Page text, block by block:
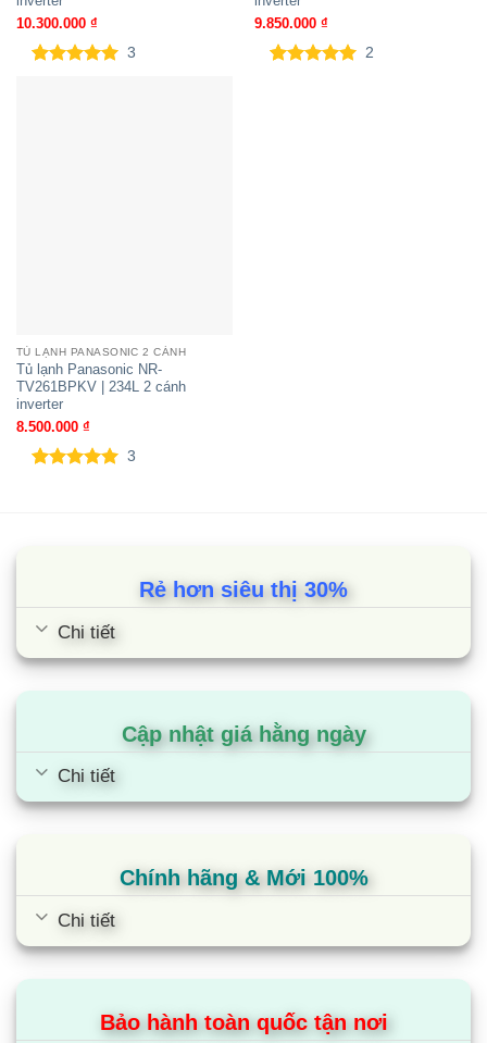
10.300.000 ₫
3
9.850.000 ₫
2
TỦ LẠNH PANASONIC 2 CÁNH
Tủ lạnh Panasonic NR-
TV261BPKV | 234L 2 cánh
inverter
8.500.000 ₫
3
Rẻ hơn siêu thị 30%
Chi tiết
Cập nhật giá hằng ngày
Chi tiết
Chính hãng & Mới 100%
Chi tiết
Bảo hành toàn quốc tận nơi